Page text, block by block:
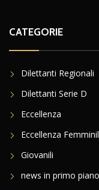
CATEGORIE
Dilettanti Regionali
Dilettanti Serie D
Eccellenza
Eccellenza
Giovanili
news in primo piano